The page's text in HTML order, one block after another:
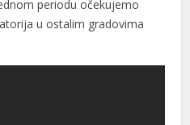
periodu očekujemo
u ostalim gradovima